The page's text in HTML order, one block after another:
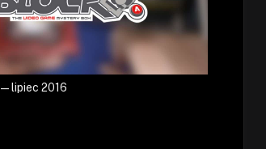
lipiec 2016